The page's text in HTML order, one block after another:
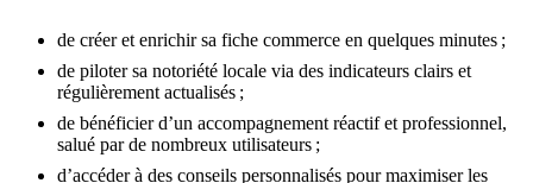
de créer et enrichir sa fiche commerce en quelques minutes ;
de piloter sa notoriété locale via des indicateurs clairs et
régulièrement actualisés ;
de bénéficier d’un accompagnement réactif et professionnel,
salué par de nombreux utilisateurs ;
d’accéder à des conseils personnalisés pour maximiser les